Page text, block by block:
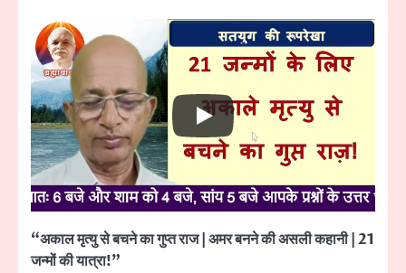
“अकाल मृत्यु से बचने का गुप्त राज | अमर बनने की असली कहानी | 21
जन्मों की यात्रा!”